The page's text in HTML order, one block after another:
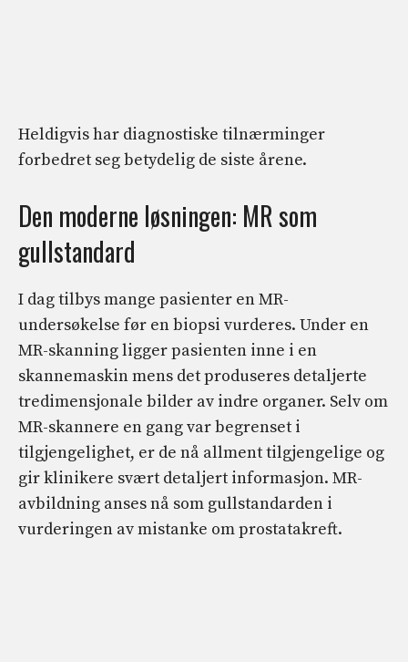
Heldigvis har diagnostiske tilnærminger
forbedret seg betydelig de siste årene.
Den moderne løsningen: MR som
gullstandard
I dag tilbys mange pasienter en MR-
undersøkelse før en biopsi vurderes. Under en
MR-skanning ligger pasienten inne i en
skannemaskin mens det produseres detaljerte
tredimensjonale bilder av indre organer. Selv om
MR-skannere en gang var begrenset i
tilgjengelighet, er de nå allment tilgjengelige og
gir klinikere svært detaljert informasjon. MR-
avbildning anses nå som gullstandarden i
vurderingen av mistanke om prostatakreft.